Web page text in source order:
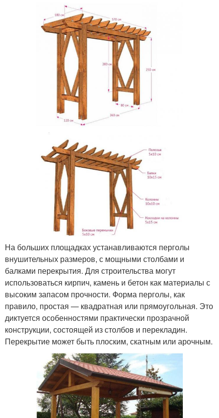
На больших площадках устанавливаются перголы
внушительных размеров, с мощными столбами и
балками перекрытия. Для строительства могут
использоваться кирпич, камень и бетон как материалы с
высоким запасом прочности. Форма перголы, как
правило, простая — квадратная или прямоугольная. Это
диктуется особенностями практически прозрачной
конструкции, состоящей из столбов и перекладин.
Перекрытие может быть плоским, скатным или арочным.